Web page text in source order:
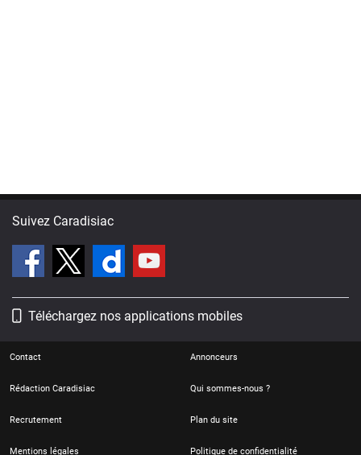
Suivez Caradisiac
Téléchargez nos applications mobiles
Contact Annonceurs
Rédaction Caradisiac Qui sommes-nous ?
Recrutement Plan du site
Mentions légales Politique de confidentialité